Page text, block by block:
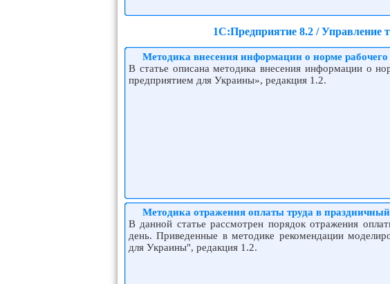
1С:Предприятие 8.2 / Управление
Методика внесения информации о норме
В статье описана методика внесения информации о
предприятием для Украины», редакция 1.2.
Методика отражения оплаты труда в
В данной статье рассмотрен порядок отражения
день. Приведенные в методике рекомендации
для Украины", редакция 1.2.